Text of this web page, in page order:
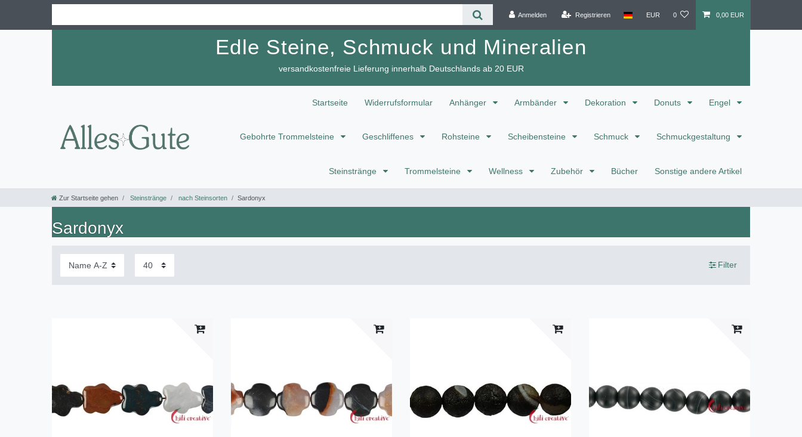
Anmelden Registrieren EUR 0 0,00 EUR
Edle Steine, Schmuck und Mineralien
versandkostenfreie Lieferung innerhalb Deutschlands ab 20 EUR
Startseite Widerrufsformular Anhänger Armbänder Dekoration Donuts Engel
Gebohrte Trommelsteine Geschliffenes Rohsteine Scheibensteine Schmuck Schmuckgestaltung
Steinstränge Trommelsteine Wellness Zubehör Bücher Sonstige andere Artikel
Zur Startseite gehen Steinstränge nach Steinsorten Sardonyx
Sardonyx
Filter